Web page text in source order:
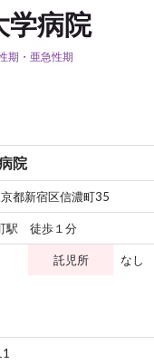
学病院
期・亜急性期
院
都新宿区信濃町35
駅 徒歩１分
託児所 なし